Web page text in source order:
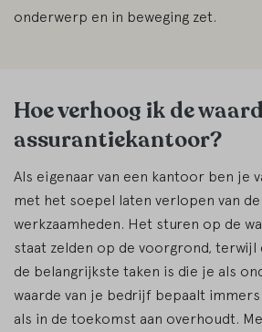
onderwerp en in beweging zet.
Hoe verhoog ik de
assurantiekantoor?
Als eigenaar van een kantoor ben je
met het soepel laten verlopen van de
werkzaamheden. Het sturen op de
staat zelden op de voorgrond, terwijl
de belangrijkste taken is die je als
waarde van je bedrijf bepaalt
als in de toekomst aan overhoudt.